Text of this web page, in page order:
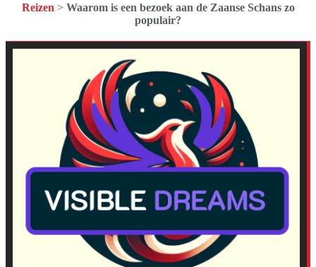
Reizen > Waarom is een bezoek aan de Zaanse Schans zo
populair?